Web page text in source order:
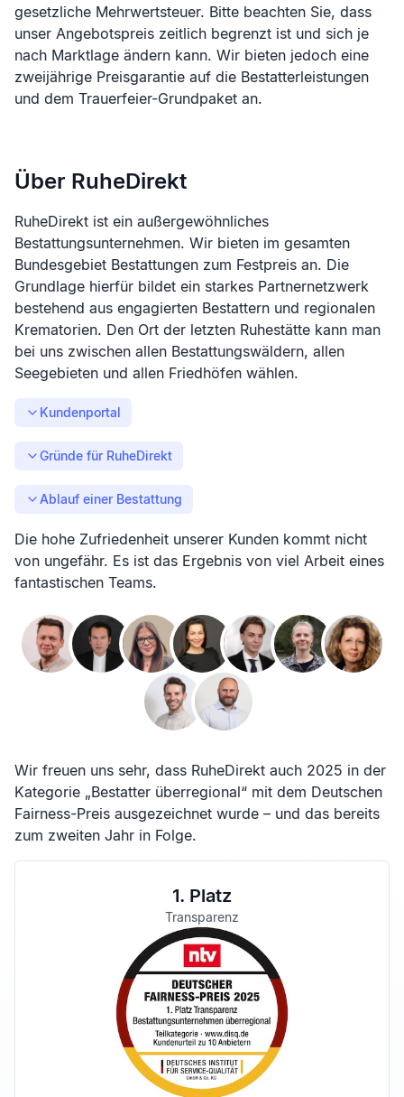
gesetzliche Mehrwertsteuer. Bitte beachten Sie, dass
unser Angebotspreis zeitlich begrenzt ist und sich je
nach Marktlage ändern kann. Wir bieten jedoch eine
zweijährige Preisgarantie auf die Bestatterleistungen
und dem Trauerfeier-Grundpaket an.
Über RuheDirekt
RuheDirekt ist ein außergewöhnliches
Bestattungsunternehmen. Wir bieten im gesamten
Bundesgebiet Bestattungen zum Festpreis an. Die
Grundlage hierfür bildet ein starkes Partnernetzwerk
bestehend aus engagierten Bestattern und regionalen
Krematorien. Den Ort der letzten Ruhestätte kann man
bei uns zwischen allen Bestattungswäldern, allen
Seegebieten und allen Friedhöfen wählen.
Kundenportal
Gründe für RuheDirekt
Ablauf einer Bestattung
Die hohe Zufriedenheit unserer Kunden kommt nicht
von ungefähr. Es ist das Ergebnis von viel Arbeit eines
fantastischen Teams.
Wir freuen uns sehr, dass RuheDirekt auch 2025 in der
Kategorie „Bestatter überregional“ mit dem Deutschen
Fairness-Preis ausgezeichnet wurde – und das bereits
zum zweiten Jahr in Folge.
1. Platz
Transparenz